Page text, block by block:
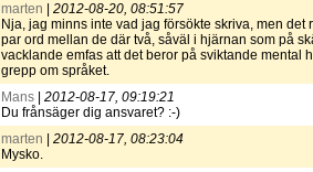
marten
2012-08-20, 08:51:57
Nja, jag minns inte vad jag försökte skriva, men det
par ord mellan de där två, såväl i hjärnan som på
vacklande emfas att det beror på sviktande mental
grepp om språket.
Mans
2012-08-17, 09:19:21
Du frånsäger dig ansvaret? :-)
marten
2012-08-17, 08:23:04
Mysko.